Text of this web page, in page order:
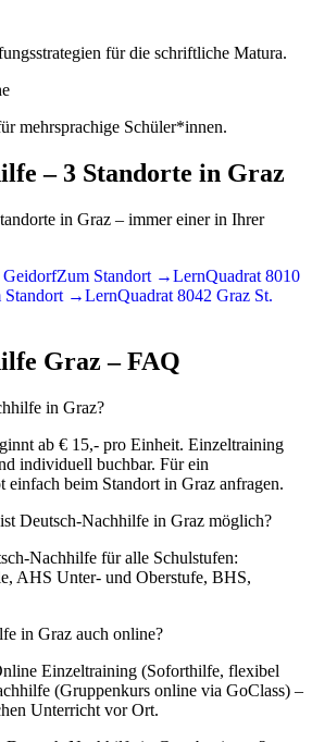
für die schriftliche Matura.
mehrsprachige Schüler*innen.
– 3 Standorte in Graz
in Graz – immer einer in Ihrer
GeidorfZum Standort →LernQuadrat 8010
Standort →LernQuadrat 8042 Graz St.
Graz – FAQ
in Graz?
ab € 15,- pro Einheit. Einzeltraining
individuell buchbar. Für ein
einfach beim Standort in Graz anfragen.
Deutsch-Nachhilfe in Graz möglich?
Nachhilfe für alle Schulstufen:
AHS Unter- und Oberstufe, BHS,
in Graz auch online?
Einzeltraining (Soforthilfe, flexibel
(Gruppenkurs online via GoClass) –
Unterricht vor Ort.